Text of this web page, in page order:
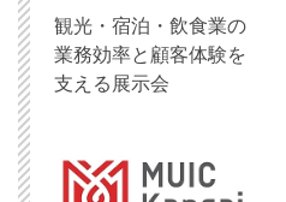
観光・宿泊・飲食業の
業務効率と顧客体験を
支える展示会